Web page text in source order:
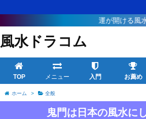
運が開ける風水
風水ドラコム
TOP メニュー 入門 お薦め
ホーム > 全般
鬼門は日本の風水に